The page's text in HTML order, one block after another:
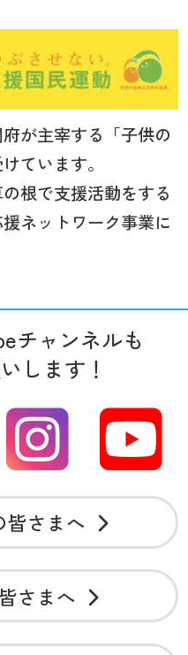
が主宰する「子供の
ています。
根で支援活動をする
ネットワーク事業に
チャンネルも
します！
皆さまへ
さまへ